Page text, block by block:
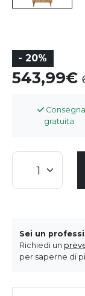
- 20%
543,99
Consegna
gratuita
Sei un
Richiedi un
per saperne di